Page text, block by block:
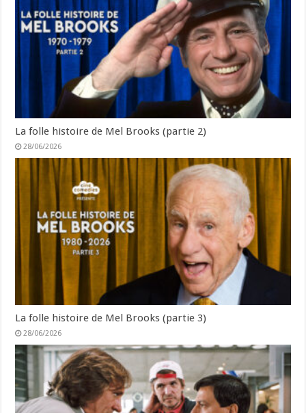
La folle histoire de Mel Brooks (partie 2)
28/06/2026
La folle histoire de Mel Brooks (partie 3)
28/06/2026